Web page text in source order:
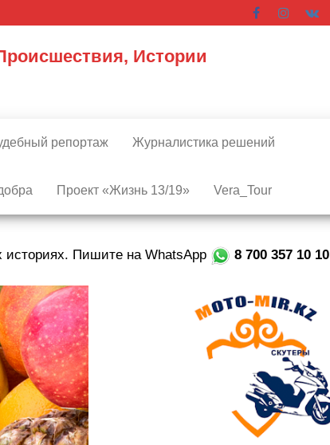
Истории
репортаж Журналистика решений
Проект «Жизнь 13/19» Vera_Tour
историях. Пишите на WhatsApp 8 700 357 10 10